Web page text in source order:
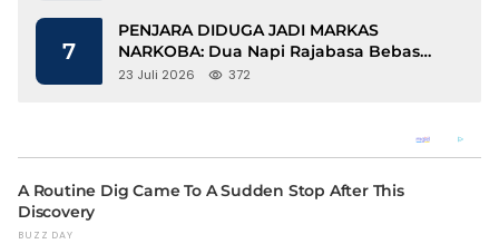
7
PENJARA DIDUGA JADI MARKAS
NARKOBA: Dua Napi Rajabasa Bebas
Gunakan HP, Muncul Dugaan
23 Juli 2026 372